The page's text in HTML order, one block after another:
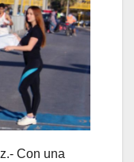
Con una